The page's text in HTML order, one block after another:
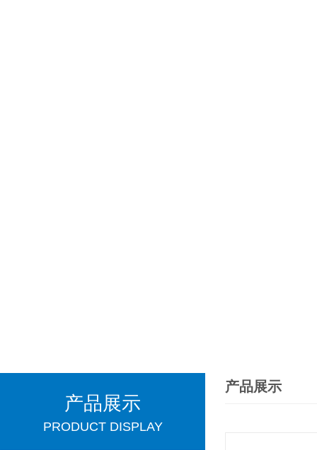
产品展示
PRODUCT DISPLAY
产品展示